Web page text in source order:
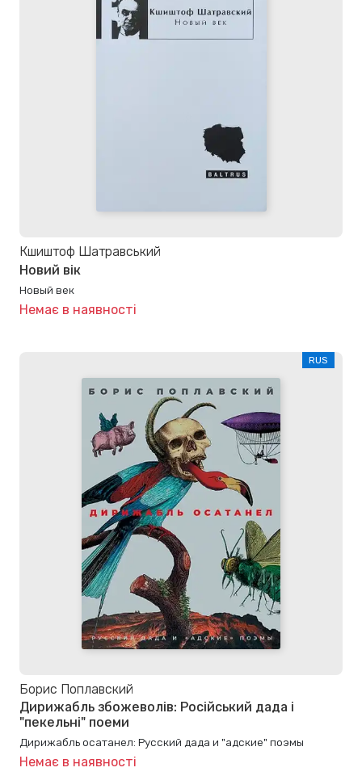
Кшиштоф Шатравський
Новий вік
Новый век
Немає в наявності
RUS
Борис Поплавский
Дирижабль збожеволів: Російський дада і
"пекельні" поеми
Дирижабль осатанел: Русский дада и "адские" поэмы
Немає в наявності